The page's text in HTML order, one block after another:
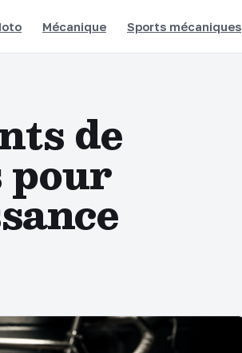
Mécanique Sports mécaniques
de